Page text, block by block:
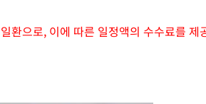
환으로, 이에 따른 일정액의 수수료를 제